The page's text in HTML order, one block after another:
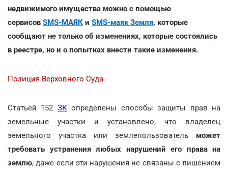
недвижимого имущества можно с помощью
сервисов SMS-МАЯК и SMS-маяк Земля, которые
сообщают не только об изменениях, которые состоялись
в реестре, но и о попытках внести такие изменения.
Позиция Верховного Суда
Статьей 152 ЗКопределены способы защиты прав на
земельные участки и установлено, что владелец
земельного участка или землепользователь может
требовать устранения любых нарушений его права на
землю, даже если эти нарушения не связаны с лишением